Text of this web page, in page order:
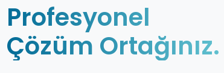
Profesyonel
Çözüm Ortağınız.